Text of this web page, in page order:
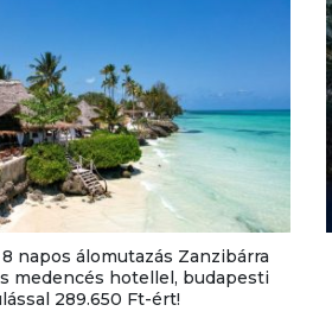
napos álomutazás Zanzibárra
medencés hotellel, budapesti
289.650 Ft-ért!